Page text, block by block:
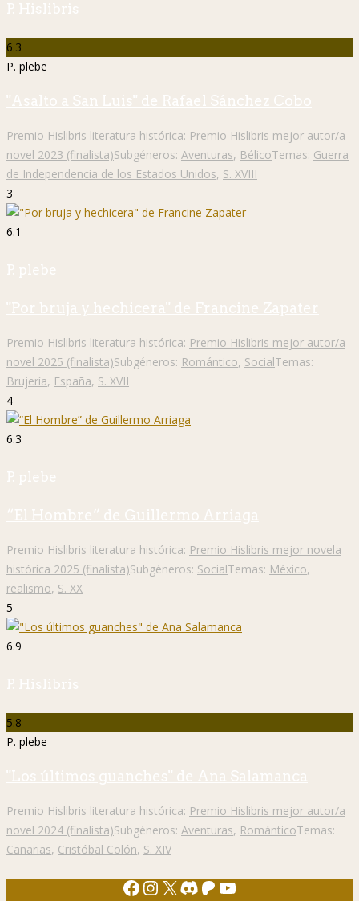
P. Hislibris
6.3
P. plebe
"Asalto a San Luis" de Rafael Sánchez Cobo
Premio Hislibris literatura histórica: Premio Hislibris mejor autor/a
novel 2023 (finalista)Subgéneros: Aventuras, BélicoTemas: Guerra
de Independencia de los Estados Unidos, S. XVIII
3
6.1
P. plebe
"Por bruja y hechicera" de Francine Zapater
Premio Hislibris literatura histórica: Premio Hislibris mejor autor/a
novel 2025 (finalista)Subgéneros: Romántico, SocialTemas:
Brujería, España, S. XVII
4
6.3
P. plebe
“El Hombre” de Guillermo Arriaga
Premio Hislibris literatura histórica: Premio Hislibris mejor novela
histórica 2025 (finalista)Subgéneros: SocialTemas: México,
realismo, S. XX
5
6.9
P. Hislibris
5.8
P. plebe
"Los últimos guanches" de Ana Salamanca
Premio Hislibris literatura histórica: Premio Hislibris mejor autor/a
novel 2024 (finalista)Subgéneros: Aventuras, RománticoTemas:
Canarias, Cristóbal Colón, S. XIV
Facebook
Instagram
X Discord
Patreon
YouTube